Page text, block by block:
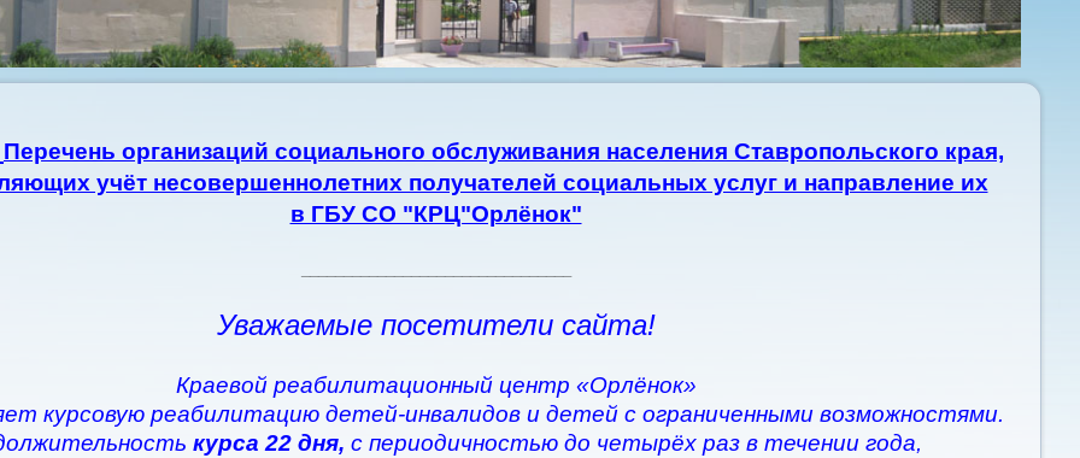
Перечень организаций социального обслуживания населения Ставропольского края,
учёт несовершеннолетних получателей социальных услуг и направление их
в ГБУ СО "КРЦ"Орлёнок"
Уважаемые посетители сайта!
Краевой реабилитационный центр «Орлёнок»
курсовую реабилитацию детей-инвалидов и детей с ограниченными возможностями.
курса 22 дня, с периодичностью до четырёх раз в течении года,